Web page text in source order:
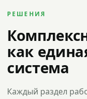
РЕШЕНИЯ
как
система
Каждый раздел